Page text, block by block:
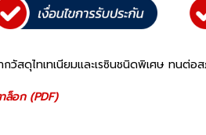
สดุไทเทเนียมและเรซินชนิดพิเศษ ทนต่อส
ล็อก (PDF)